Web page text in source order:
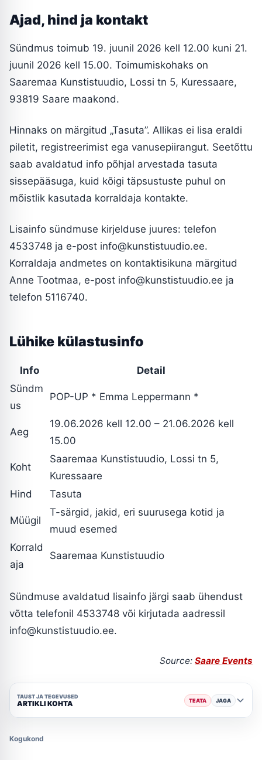
Ajad, hind ja kontakt
Sündmus toimub 19. juunil 2026 kell 12.00 kuni 21.
juunil 2026 kell 15.00. Toimumiskohaks on
Saaremaa Kunstistuudio, Lossi tn 5, Kuressaare,
93819 Saare maakond.
Hinnaks on märgitud „Tasuta”. Allikas ei lisa eraldi
piletit, registreerimist ega vanusepiirangut. Seetõttu
saab avaldatud info põhjal arvestada tasuta
sissepääsuga, kuid kõigi täpsustuste puhul on
mõistlik kasutada korraldaja kontakte.
Lisainfo sündmuse kirjelduse juures: telefon
4533748 ja e-post info@kunstistuudio.ee.
Korraldaja andmetes on kontaktisikuna märgitud
Anne Tootmaa, e-post info@kunstistuudio.ee ja
telefon 5116740.
Lühike külastusinfo
Info
Detail
Sündm
us
POP-UP * Emma Leppermann *
Aeg
19.06.2026 kell 12.00 – 21.06.2026 kell
15.00
Koht
Saaremaa Kunstistuudio, Lossi tn 5,
Kuressaare
Hind
Tasuta
Müügil
T-särgid, jakid, eri suurusega kotid ja
muud esemed
Korrald
aja
Saaremaa Kunstistuudio
Sündmuse avaldatud lisainfo järgi saab ühendust
võtta telefonil 4533748 või kirjutada aadressil
info@kunstistuudio.ee.
Source: Saare Events
TAUST JA TEGEVUSED
ARTIKLI KOHTA TEATA JAGA
Kogukond